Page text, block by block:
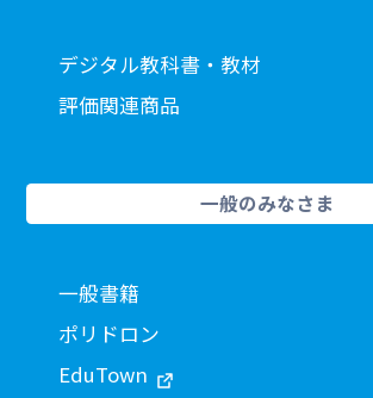
デジタル教科書・教材
評価関連商品
一般のみなさま
一般書籍
ポリドロン
EduTown